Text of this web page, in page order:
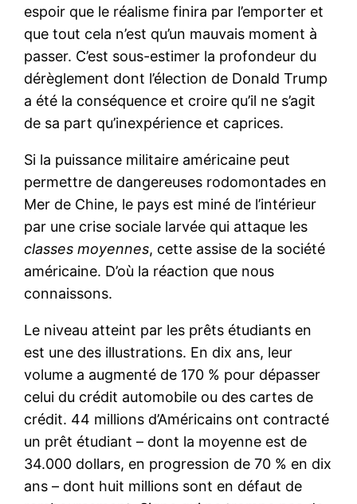
espoir que le réalisme finira par l’emporter et
que tout cela n’est qu’un mauvais moment à
passer. C’est sous-estimer la profondeur du
dérèglement dont l’élection de Donald Trump
a été la conséquence et croire qu’il ne s’agit
de sa part qu’inexpérience et caprices.
Si la puissance militaire américaine peut
permettre de dangereuses rodomontades en
Mer de Chine, le pays est miné de l’intérieur
par une crise sociale larvée qui attaque les
classes moyennes, cette assise de la société
américaine. D’où la réaction que nous
connaissons.
Le niveau atteint par les prêts étudiants en
est une des illustrations. En dix ans, leur
volume a augmenté de 170 % pour dépasser
celui du crédit automobile ou des cartes de
crédit. 44 millions d’Américains ont contracté
un prêt étudiant – dont la moyenne est de
34.000 dollars, en progression de 70 % en dix
ans – dont huit millions sont en défaut de